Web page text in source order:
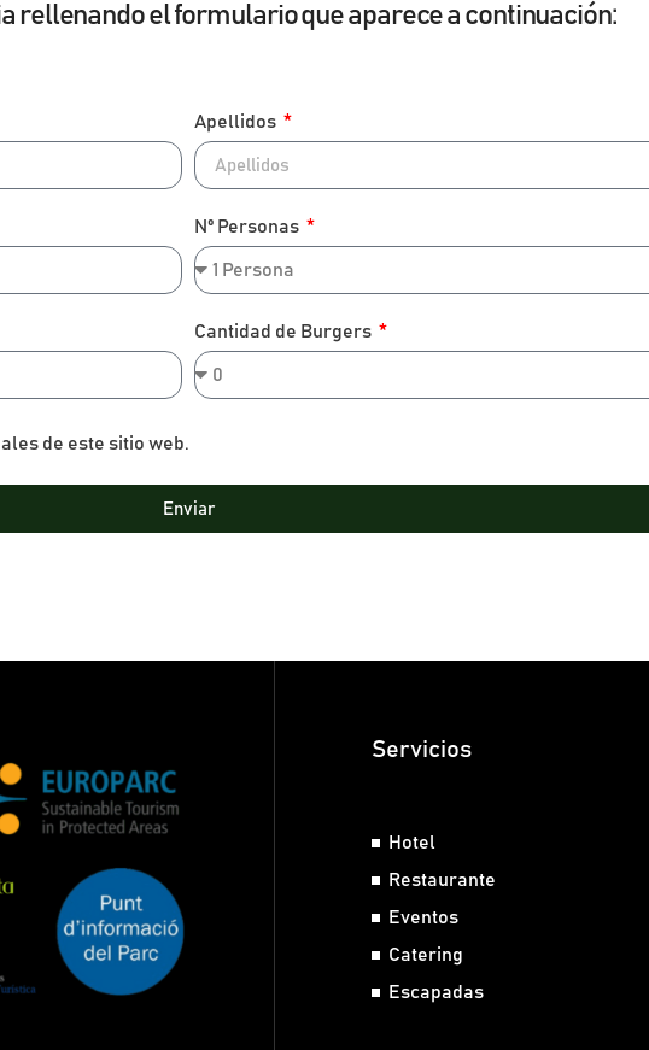
rellenando el formulario que aparece a continuación:
Apellidos
Nº Personas
Cantidad de Burgers
de este sitio web.
Enviar
Servicios
Hotel
Restaurante
Eventos
Catering
Escapadas